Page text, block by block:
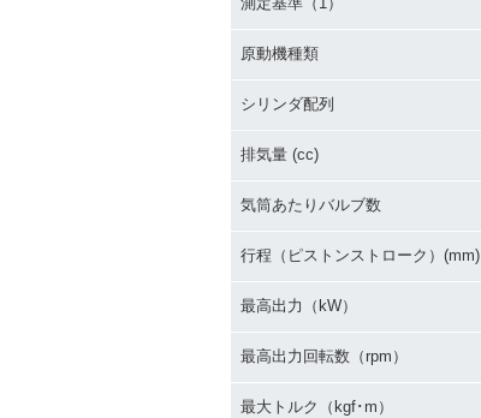
原動機種類
シリンダ配列
排気量 (cc)
気筒あたりバルブ数
行程（ピストンストローク）(mm)
最高出力（kW）
最高出力回転数（rpm）
最大トルク（kgf･m）